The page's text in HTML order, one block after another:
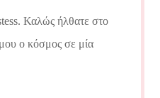
Καλώς ήλθατε στο
ο κόσμος σε μία